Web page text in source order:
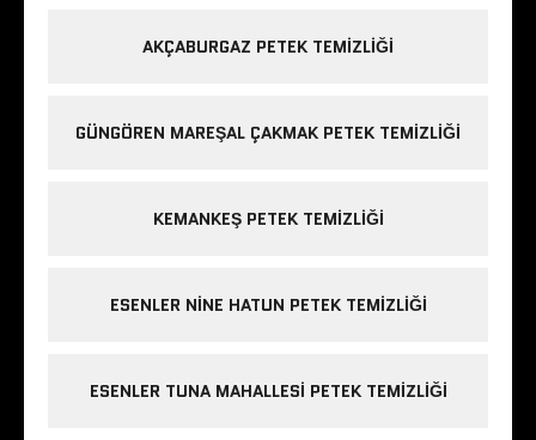
AKÇABURGAZ PETEK TEMIZLIĞI
GÜNGÖREN MAREŞAL ÇAKMAK PETEK TEMIZLIĞI
KEMANKEŞ PETEK TEMIZLIĞI
ESENLER NINE HATUN PETEK TEMIZLIĞI
ESENLER TUNA MAHALLESI PETEK TEMIZLIĞI